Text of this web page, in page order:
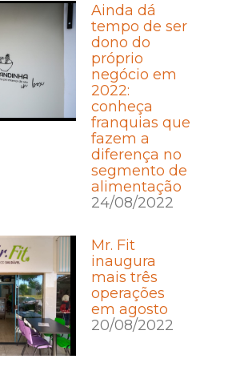
Ainda dá
tempo de ser
dono do
próprio
negócio em
2022:
conheça
franquias que
fazem a
diferença no
segmento de
alimentação
24/08/2022
Mr. Fit
inaugura
mais três
operações
em agosto
20/08/2022